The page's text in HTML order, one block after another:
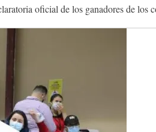
oficial de los ganadores de los